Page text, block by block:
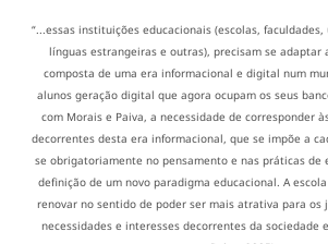
“...essas instituições educacionais (escolas,
línguas estrangeiras e outras), precisam se adaptar
composta de uma era informacional e digital num
alunos geração digital que agora ocupam os seus
com Morais e Paiva, a necessidade de corresponder
decorrentes desta era informacional, que se impõe a
se obrigatoriamente no pensamento e nas práticas de
definição de um novo paradigma educacional. A
renovar no sentido de poder ser mais atrativa para os
necessidades e interesses decorrentes da sociedade